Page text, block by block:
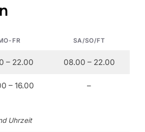
FR SA/SO/FT
– 22.00 08.00 – 22.00
– 16.00 –
Uhrzeit